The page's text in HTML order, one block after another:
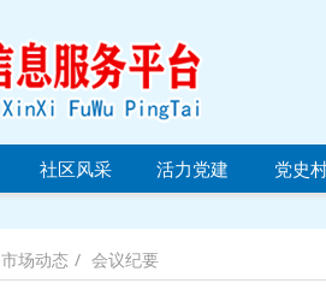
社区风采 活力党建 党史
市场动态 会议纪要